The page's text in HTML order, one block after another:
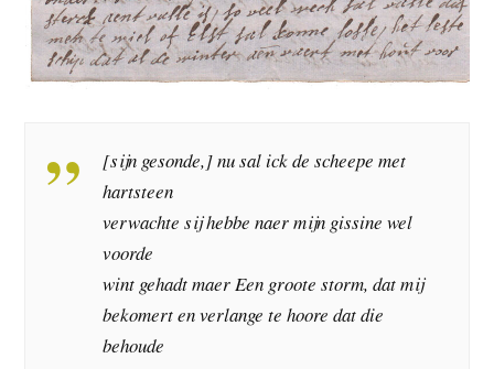
[sijn gesonde,] nu sal ick de scheepe met
hartsteen
verwachte sij hebbe naer mijn gissine wel
voorde
wint gehadt maer Een groote storm, dat mij
bekomert en verlange te hoore dat die
behoude